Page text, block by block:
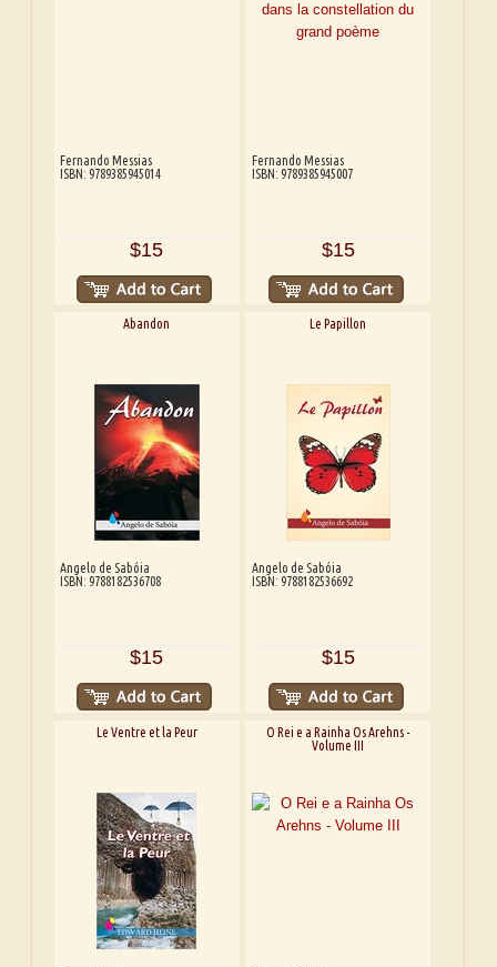
Fernando Messias
ISBN: 9789385945014
$15
Fernando Messias
ISBN: 9789385945007
$15
Abandon
Angelo de Sabóia
ISBN: 9788182536708
$15
Le Papillon
Angelo de Sabóia
ISBN: 9788182536692
$15
Le Ventre et la Peur
O Rei e a Rainha Os Arehns -
Volume III